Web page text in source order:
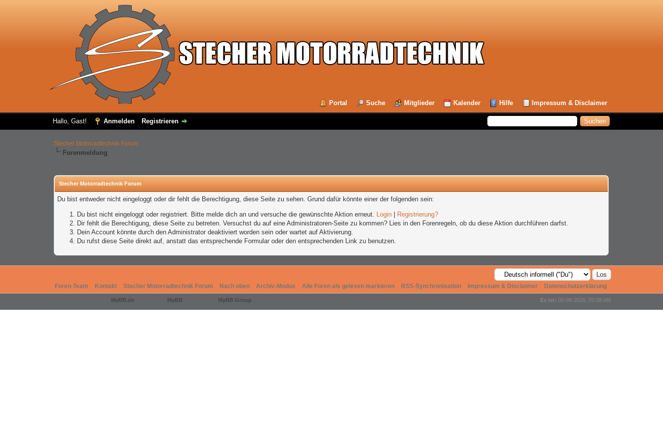
Portal Suche Mitglieder Kalender Hilfe Impressum & Disclaimer
Hallo, Gast! Anmelden Registrieren
Stecher Motorradtechnik Forum
Forenmeldung
Stecher Motorradtechnik Forum
Du bist entweder nicht eingeloggt oder dir fehlt die Berechtigung, diese Seite zu sehen. Grund dafür könnte einer der folgenden sein:
Du bist nicht eingeloggt oder registriert. Bitte melde dich an und versuche die gewünschte Aktion erneut. Login
Registrierung?
Dir fehlt die Berechtigung, diese Seite zu betreten. Versuchst du auf eine Administratoren-Seite zu kommen? Lies in den Forenregeln, ob du diese Aktion durchführen darfst.
Dein Account könnte durch den Administrator deaktiviert worden sein oder wartet auf Aktivierung.
Du rufst diese Seite direkt auf, anstatt das entsprechende Formular oder den entsprechenden Link zu benutzen.
Foren-Team Kontakt Stecher Motorradtechnik Forum Nach oben Archiv-Modus Alle Foren als gelesen markieren RSS-Synchronisation Impressum & Disclaimer Datenschutzerklärung
Es ist: 08-08-2026, 05:08 AM
MyBB.de MyBB MyBB Group